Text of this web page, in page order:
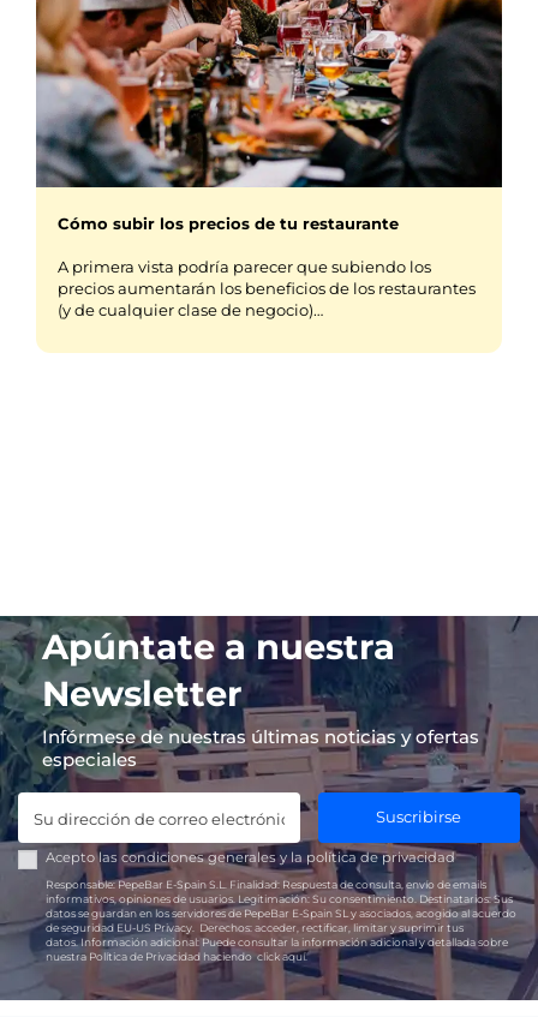
Cómo subir los precios de tu restaurante
A primera vista podría parecer que subiendo los
precios aumentarán los beneficios de los restaurantes
(y de cualquier clase de negocio)…
Apúntate a nuestra
Newsletter
Infórmese de nuestras últimas noticias y ofertas
especiales
Suscribirse
Acepto las condiciones generales y lapolítica de privacidad
Responsable:PepeBar E-Spain S.L. Finalidad: Respuesta de consulta, envío de emails
informativos, opiniones de usuarios. Legitimación: Su consentimiento. Destinatarios:Sus
datos se guardan en los servidores de PepeBar E-Spain SL y asociados, acogido al acuerdo
de seguridad EU-US Privacy.
Derechos: acceder, rectificar, limitar y suprimir tus
datos.Información adicional:Puede consultar la información adicional y detallada sobre
nuestra Política de Privacidad haciendoclick aquí.